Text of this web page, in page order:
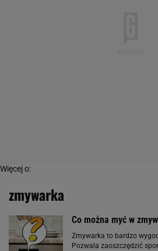
Więcej o:
zmywarka
Co można myć w
Zmywarka to bardzo
Pozwala zaoszczędzić